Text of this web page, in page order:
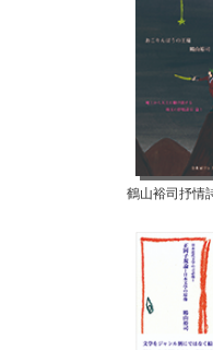
鶴山裕司抒情